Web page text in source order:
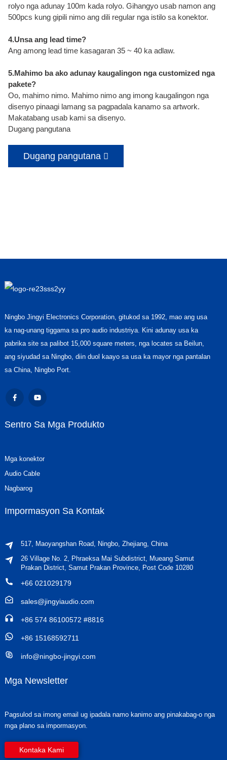
rolyo nga adunay 100m kada rolyo. Gihangyo usab namon ang
500pcs kung gipili nimo ang dili regular nga istilo sa konektor.
4.Unsa ang lead time?
Ang among lead time kasagaran 35 ~ 40 ka adlaw.
5.Mahimo ba ako adunay kaugalingon nga customized nga
pakete?
Oo, mahimo nimo. Mahimo nimo ang imong kaugalingon nga
disenyo pinaagi lamang sa pagpadala kanamo sa artwork.
Makatabang usab kami sa disenyo.
Dugang pangutana
Dugang pangutana
Ningbo Jingyi Electronics Corporation, gitukod sa 1992, mao ang usa
ka nag-unang tiggama sa pro audio industriya. Kini adunay usa ka
pabrika site sa palibot 15,000 square meters, nga locates sa Beilun,
ang siyudad sa Ningbo, diin duol kaayo sa usa ka mayor nga pantalan
sa China, Ningbo Port.
Sentro Sa Mga Produkto
Mga konektor
Audio Cable
Nagbarog
Impormasyon Sa Kontak
517, Maoyangshan Road, Ningbo, Zhejiang, China
26 Village No. 2, Phraeksa Mai Subdistrict, Mueang Samut
Prakan District, Samut Prakan Province, Post Code 10280
+66 021029179
sales@jingyiaudio.com
+86 574 86100572 #8816
+86 15168592711
info@ningbo-jingyi.com
Mga Newsletter
Pagsulod sa imong email ug ipadala namo kanimo ang pinakabag-o nga
mga plano sa impormasyon.
Kontaka Kami